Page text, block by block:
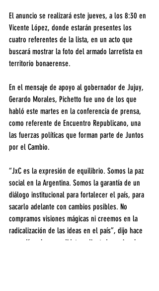
El anuncio se realizará este jueves, a los 8:30 en
Vicente López, donde estarán presentes los
cuatro referentes de la lista, en un acto que
buscará mostrar la foto del armado larretista en
territorio bonaerense.
En el mensaje de apoyo al gobernador de Jujuy,
Gerardo Morales, Pichetto fue uno de los que
habló este martes en la conferencia de prensa,
como referente de Encuentro Republicano, una
las fuerzas políticas que forman parte de Juntos
por el Cambio.
“JxC es la expresión de equilibrio. Somos la paz
social en la Argentina. Somos la garantía de un
diálogo institucional para fortalecer el país, para
sacarlo adelante con cambios posibles. No
compramos visiones mágicas ni creemos en la
radicalización de las ideas en el país”, dijo hace
unos días el precandidato a diputado nacional.